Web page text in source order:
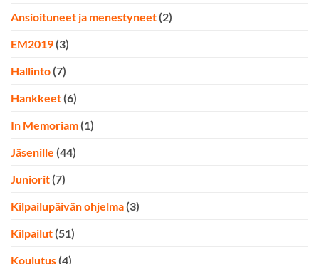
Ansioituneet ja menestyneet (2)
EM2019 (3)
Hallinto (7)
Hankkeet (6)
In Memoriam (1)
Jäsenille (44)
Juniorit (7)
Kilpailupäivän ohjelma (3)
Kilpailut (51)
Koulutus (4)